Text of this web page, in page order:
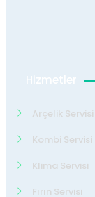
Hizmetler
Arçelik Servisi
Kombi Servisi
Klima Servisi
Fırın Servisi